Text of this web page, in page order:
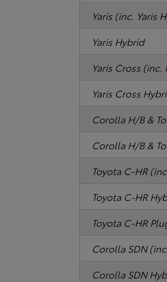
Yaris (inc. Yaris
Yaris Hybrid
Yaris Cross (inc.
Yaris Cross
Corolla H/B &
Corolla H/B &
Toyota C-HR
Toyota C-HR
Toyota C-HR
Corolla SDN
Corolla SDN